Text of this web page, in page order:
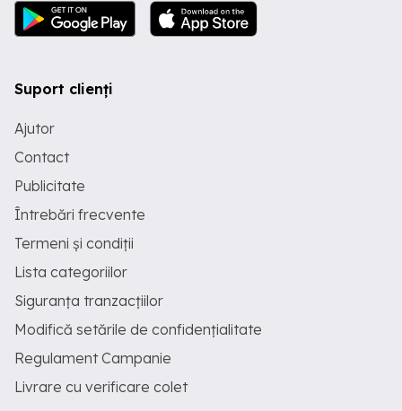
Suport clienți
Ajutor
Contact
Publicitate
Întrebări frecvente
Termeni și condiții
Lista categoriilor
Siguranța tranzacțiilor
Modifică setările de confidențialitate
Regulament Campanie
Livrare cu verificare colet